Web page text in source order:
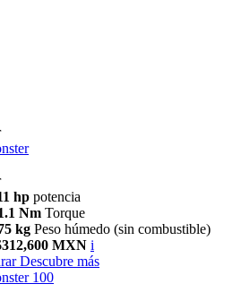
hp potencia
Nm Torque
kg Peso húmedo (sin combustible)
MXN i
Descubre más
100